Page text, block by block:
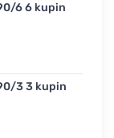
6 6 kupin
3 3 kupin